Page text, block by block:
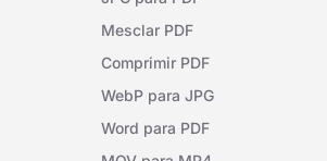
Mesclar PDF
Comprimir PDF
WebP para JPG
Word para PDF